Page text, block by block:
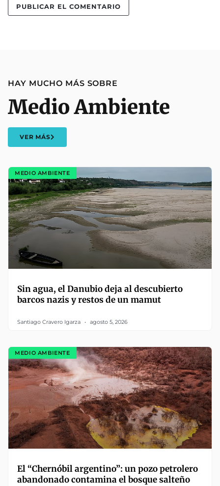
HAY MUCHO MÁS SOBRE
Medio Ambiente
VER MÁS
MEDIO AMBIENTE
Sin agua, el Danubio deja al descubierto
barcos nazis y restos de un mamut
Santiago Cravero Igarza agosto 5, 2026
MEDIO AMBIENTE
El “Chernóbil argentino”: un pozo petrolero
abandonado contamina el bosque salteño